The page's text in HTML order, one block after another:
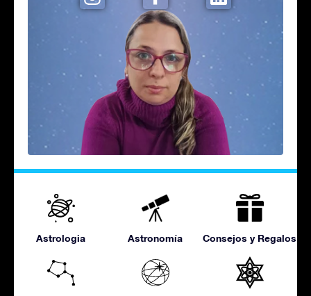
Astrologia Astronomía Consejos y Regalos